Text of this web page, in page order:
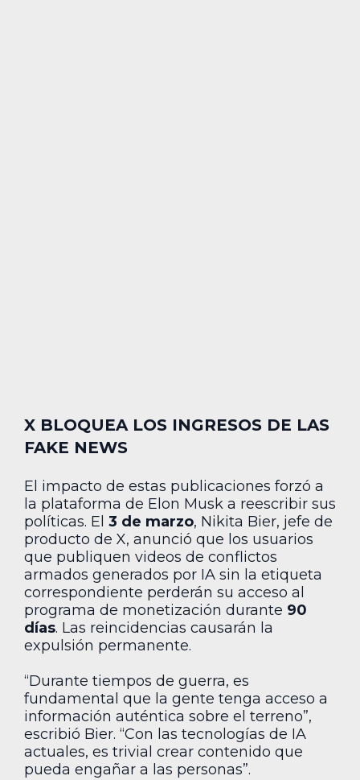
X BLOQUEA LOS INGRESOS DE LAS
FAKE NEWS
El impacto de estas publicaciones forzó a
la plataforma de Elon Musk a reescribir sus
políticas. El 3 de marzo, Nikita Bier, jefe de
producto de X, anunció que los usuarios
que publiquen videos de conflictos
armados generados por IA sin la etiqueta
correspondiente perderán su acceso al
programa de monetización durante 90
días. Las reincidencias causarán la
expulsión permanente.
“Durante tiempos de guerra, es
fundamental que la gente tenga acceso a
información auténtica sobre el terreno”,
escribió Bier. “Con las tecnologías de IA
actuales, es trivial crear contenido que
pueda engañar a las personas”.